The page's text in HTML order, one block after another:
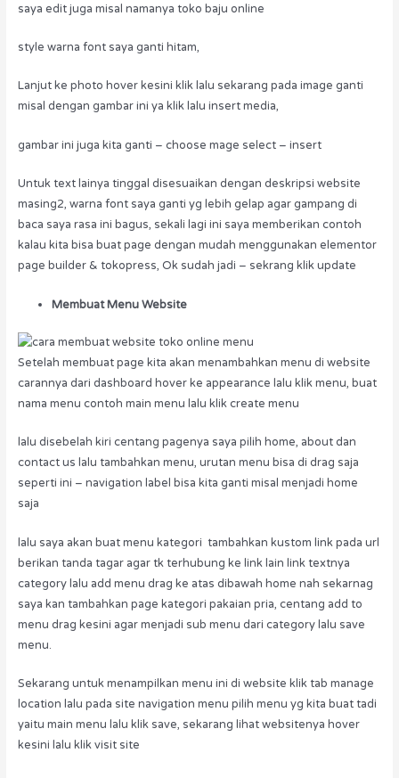
saya edit juga misal namanya toko baju online
style warna font saya ganti hitam,
Lanjut ke photo hover kesini klik lalu sekarang pada image ganti
misal dengan gambar ini ya klik lalu insert media,
gambar ini juga kita ganti – choose mage select – insert
Untuk text lainya tinggal disesuaikan dengan deskripsi website
masing2, warna font saya ganti yg lebih gelap agar gampang di
baca saya rasa ini bagus, sekali lagi ini saya memberikan contoh
kalau kita bisa buat page dengan mudah menggunakan elementor
page builder & tokopress, Ok sudah jadi – sekrang klik update
Membuat Menu Website
Setelah membuat page kita akan menambahkan menu di website
carannya dari dashboard hover ke appearance lalu klik menu, buat
nama menu contoh main menu lalu klik create menu
lalu disebelah kiri centang pagenya saya pilih home, about dan
contact us lalu tambahkan menu, urutan menu bisa di drag saja
seperti ini – navigation label bisa kita ganti misal menjadi home
saja
lalu saya akan buat menu kategori tambahkan kustom link pada url
berikan tanda tagar agar tk terhubung ke link lain link textnya
category lalu add menu drag ke atas dibawah home nah sekarnag
saya kan tambahkan page kategori pakaian pria, centang add to
menu drag kesini agar menjadi sub menu dari category lalu save
menu.
Sekarang untuk menampilkan menu ini di website klik tab manage
location lalu pada site navigation menu pilih menu yg kita buat tadi
yaitu main menu lalu klik save, sekarang lihat websitenya hover
kesini lalu klik visit site